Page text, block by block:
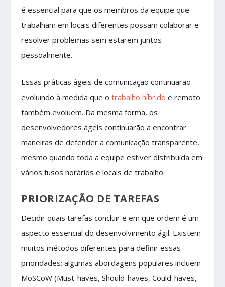
é essencial para que os membros da equipe que
trabalham em locais diferentes possam colaborar e
resolver problemas sem estarem juntos
pessoalmente.
Essas práticas ágeis de comunicação continuarão
evoluindo à medida que otrabalho híbrido e remoto
também evoluem. Da mesma forma, os
desenvolvedores ágeis continuarão a encontrar
maneiras de defender a comunicação transparente,
mesmo quando toda a equipe estiver distribuída em
vários fusos horários e locais de trabalho.
PRIORIZAÇÃO DE TAREFAS
Decidir quais tarefas concluir e em que ordem é um
aspecto essencial do desenvolvimento ágil. Existem
muitos métodos diferentes para definir essas
prioridades; algumas abordagens populares incluem
MoSCoW (Must-haves, Should-haves, Could-haves,